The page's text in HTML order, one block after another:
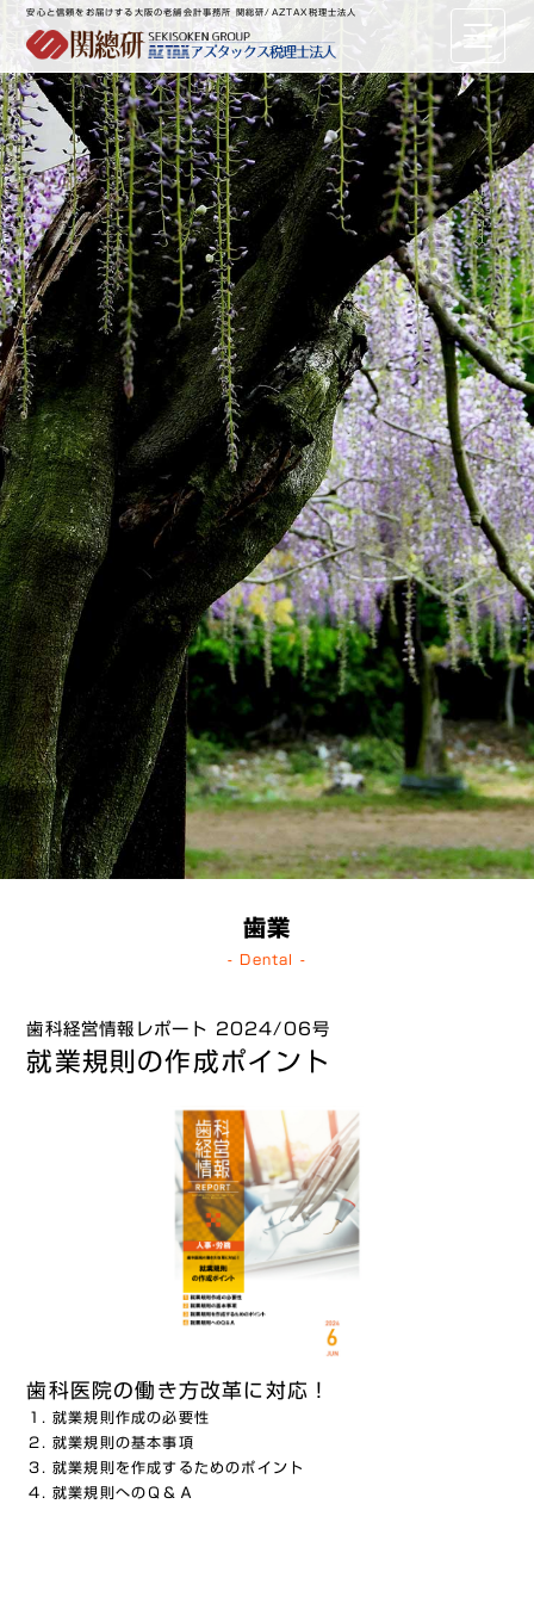
安心と信頼をお届けする大阪の老舗会計事務所 関総研/AZTAX税理士法人
歯業
- Dental -
歯科経営情報レポート 2024/06号
就業規則の作成ポイント
歯科医院の働き方改革に対応！
就業規則作成の必要性
就業規則の基本事項
就業規則を作成するためのポイント
就業規則へのＱ＆Ａ